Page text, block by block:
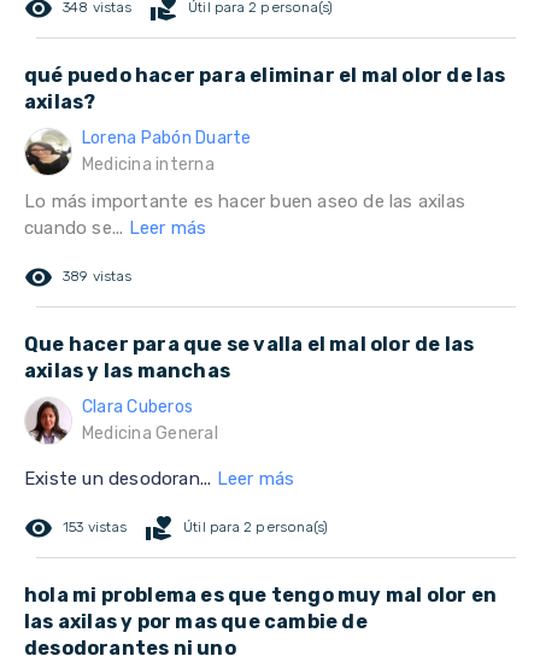
remove_red_eye 348 vistas volunteer_activism Útil para 2 persona(s)
qué puedo hacer para eliminar el mal olor de las
axilas?
Lorena Pabón Duarte
Medicina interna
Lo más importante es hacer buen aseo de las axilas
cuando se... Leer más
remove_red_eye 389 vistas
Que hacer para que se valla el mal olor de las
axilas y las manchas
Clara Cuberos
Medicina General
Existe un desodoran... Leer más
remove_red_eye 153 vistas volunteer_activism Útil para 2 persona(s)
hola mi problema es que tengo muy mal olor en
las axilas y por mas que cambie de
desodorantes ni uno